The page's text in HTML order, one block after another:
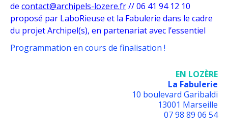
de contact@archipels-lozere.fr// 06 41 94 12 10
proposé par LaboRieuse et la Fabulerie dans le cadre
du projet Archipel(s), en partenariat avec l’essentiel
Programmation en cours de finalisation !
EN LOZÈRE
La Fabulerie
10 boulevard Garibaldi
13001 Marseille
07 98 89 06 54